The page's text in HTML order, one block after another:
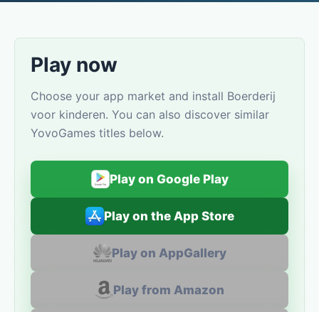
Play now
Choose your app market and install Boerderij
voor kinderen. You can also discover similar
YovoGames titles below.
Play on Google Play
Play on the App Store
Play on AppGallery
Play from Amazon